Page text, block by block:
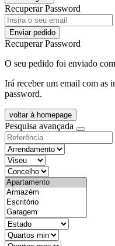
Recuperar Password
Enviar pedido
Recuperar Password
O seu pedido foi enviado
Irá receber um email com as
password.
voltar à homepage
Pesquisa avançada